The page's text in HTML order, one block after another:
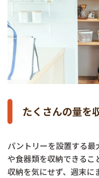
たくさんの量を
パントリーを設置する
や食器類を収納できるこ
収納を気にせず、週末に